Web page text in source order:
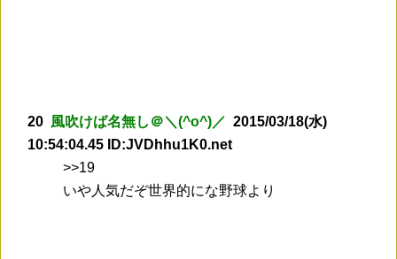
20 風吹けば名無し＠＼(^o^)／ 2015/03/18(水)
10:54:04.45 ID:JVDhhu1K0.net
>>19
いや人気だぞ世界的にな野球より